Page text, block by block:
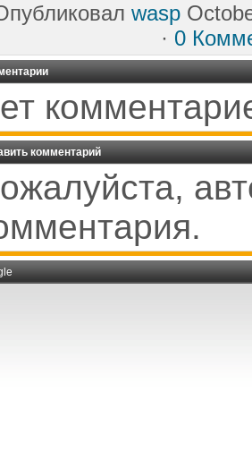
wasp
· 0
комментарий